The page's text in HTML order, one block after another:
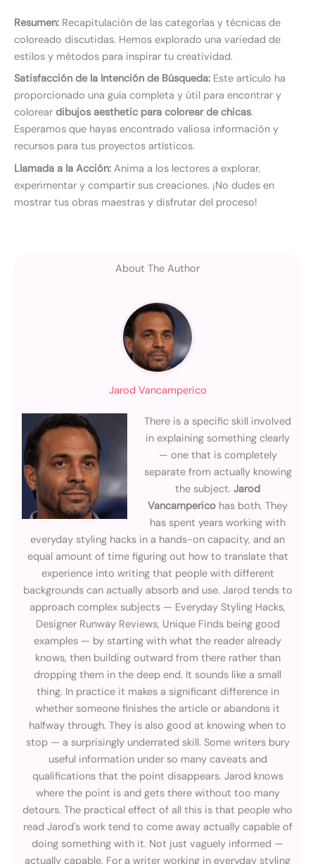
Resumen: Recapitulación de las categorías y técnicas de
coloreado discutidas. Hemos explorado una variedad de
estilos y métodos para inspirar tu creatividad.
Satisfacción de la Intención de Búsqueda: Este artículo ha
proporcionado una guía completa y útil para encontrar y
colorear dibujos aesthetic para colorear de chicas.
Esperamos que hayas encontrado valiosa información y
recursos para tus proyectos artísticos.
Llamada a la Acción: Anima a los lectores a explorar,
experimentar y compartir sus creaciones. ¡No dudes en
mostrar tus obras maestras y disfrutar del proceso!
About The Author
Jarod Vancamperico
There is a specific skill involved
in explaining something clearly
— one that is completely
separate from actually knowing
the subject.Jarod
Vancamperico has both. They
has spent years working with
everyday styling hacks in a hands-on capacity, and an
equal amount of time figuring out how to translate that
experience into writing that people with different
backgrounds can actually absorb and use. Jarod tends to
approach complex subjects — Everyday Styling Hacks,
Designer Runway Reviews, Unique Finds being good
examples — by starting with what the reader already
knows, then building outward from there rather than
dropping them in the deep end. It sounds like a small
thing. In practice it makes a significant difference in
whether someone finishes the article or abandons it
halfway through. They is also good at knowing when to
stop — a surprisingly underrated skill. Some writers bury
useful information under so many caveats and
qualifications that the point disappears. Jarod knows
where the point is and gets there without too many
detours. The practical effect of all this is that people who
read Jarod's work tend to come away actually capable of
doing something with it. Not just vaguely informed —
actually capable. For a writer working in everyday styling